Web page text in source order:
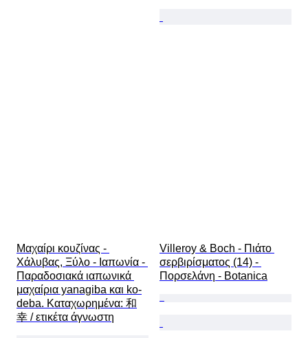
Μαχαίρι κουζίνας -
Χάλυβας, Ξύλο - Ιαπωνία -
Παραδοσιακά ιαπωνικά
μαχαίρια yanagiba και ko-
deba. Καταχωρημένα: 和
幸 / ετικέτα άγνωστη
Villeroy & Boch - Πιάτο
σερβιρίσματος (14) -
Πορσελάνη - Botanica